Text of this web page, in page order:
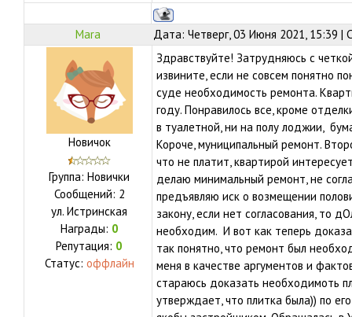
Mara Дата: Четверг, 03 Июня 2021, 15:39 |
Новичок
Группа: Новички
Сообщений: 2
ул. Истринская
Награды: 0
Репутация: 0
Статус: оффлайн
Здравствуйте! Затрудняюсь с
извините, если не совсем понятно
суде необходимость ремонта.
году. Понравилось все, кроме
в туалетной, ни на полу лоджии,
Короче, муниципальный ремонт.
что не платит, квартирой
делаю минимальный ремонт, не
предъявляю иск о возмещении
закону, если нет согласования, то
необходим. И вот как теперь
так понятно, что ремонт был
меня в качестве аргументов и
стараюсь доказать необходимоть
утверждает, что плитка была)) по